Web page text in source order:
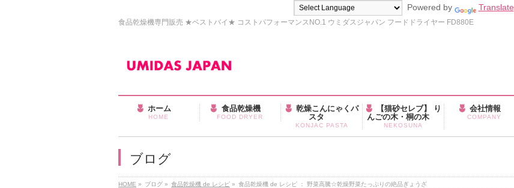
Powered by Translate
食品乾燥機専門販売 ★ベストバイ★ コストパフォーマンスNO.1 ウミダスジャパン フードドライヤー FD880E
ホーム
HOME
食品乾燥機
FOOD DRYER
乾燥こんにゃくパ
スタ
KONJAC PASTA
【猫砂セレブ】 り
んごの木・桐の木
NEKOSUNA
会社情報
COMPANY
ブログ
HOME » ブログ » 食品乾燥機 de レシピ » 食品乾燥機 de レシピ ： 野菜高騰☆乾燥野菜たっぷりの絶品ぎょうざ